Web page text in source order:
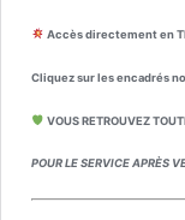
Accès directement en
Cliquez sur les encadrés
VOUS RETROUVEZ
POUR LE SERVICE APRÈS